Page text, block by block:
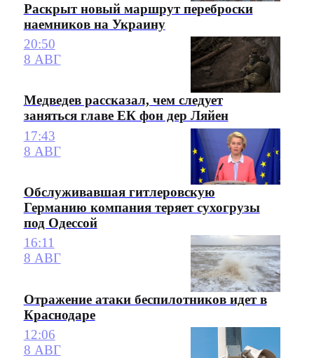
Раскрыт новый маршрут переброски
наемников на Украину
20:50
8 АВГ
Медведев рассказал, чем следует
заняться главе ЕК фон дер Ляйен
17:43
8 АВГ
Обслуживавшая гитлеровскую
Германию компания теряет сухогрузы
под Одессой
16:11
8 АВГ
Отражение атаки беспилотников идет в
Краснодаре
12:06
8 АВГ